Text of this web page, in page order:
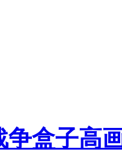
争盒子高